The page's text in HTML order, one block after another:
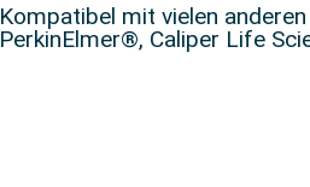
Kompatibel mit vielen
PerkinElmer®, Caliper Life